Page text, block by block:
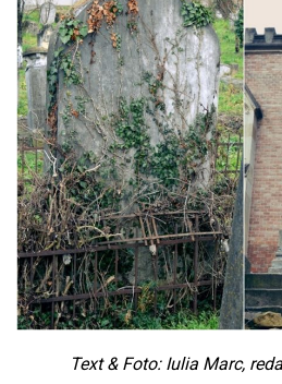
Text & Foto: Iulia Marc,